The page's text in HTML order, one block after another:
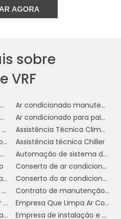
onde a adaptação
, o que é crucial
A tecnologia
sistemas minimiza
unidades internas e
para um ambiente de
e produtivo.
e a baixa
sistemas VRF são
para ambientes
adequada,
AGORA
sobre
VRF
Ar condicionado assistência técnica
Ar condicionado manutenção
Ar condicionado manutenção preventiva
Ar condicionado para painel elétrico
Assistencia tecnica de ar condicionado
Assistência Técnica Climatizador
Assistência de ar condicionado
Assistência técnica Chiller
Assistência técnica ar condicionado
Automação de sistema de ar condicionado
Conserto de ar condicionado
Conserto de sistema de ar condicionado
Conserto do ar condicionado
Conserto e manutenção de ar condicionado
Contrato de manutenção de ar condicionado
Contrato manutenção ar condicionado
Empresa Que Limpa Ar Condicionado
Empresa de ar condicionado industrial
Empresa de instalação e manutenção de ar condicionado